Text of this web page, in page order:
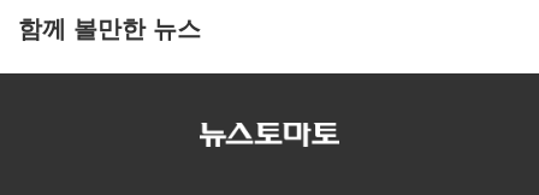
함께 볼만한 뉴스